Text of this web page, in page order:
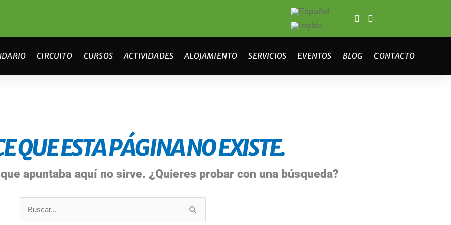
CIRCUITO CURSOS ACTIVIDADES ALOJAMIENTO SERVICIOS EVENTOS BLOG CONTACTO
QUE ESTA PÁGINA NO EXISTE.
apuntaba aquí no sirve. ¿Quieres probar con una búsqueda?
Buscar